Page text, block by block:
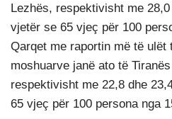
Lezhës, respektivisht me
vjetër se 65 vjeç për 100
Qarqet me raportin më të ulët
moshuarve janë ato të
respektivisht me 22,8 dhe
65 vjeç për 100 persona nga